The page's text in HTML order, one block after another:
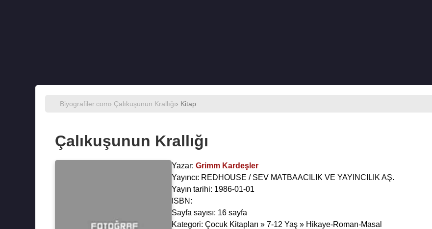
Biyografiler.com› Çalıkuşunun Krallığı› Kitap
Çalıkuşunun Krallığı
Yazar: Grimm Kardeşler
Yayıncı: REDHOUSE / SEV MATBAACILIK VE YAYINCILIK AŞ.
Yayın tarihi: 1986-01-01
ISBN:
Sayfa sayısı: 16 sayfa
Kategori: Çocuk Kitapları » 7-12 Yaş » Hikaye-Roman-Masal